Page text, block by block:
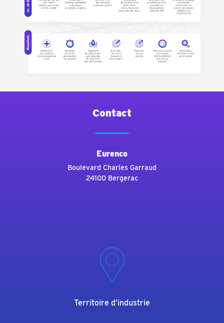
Contact
Eurenco
Boulevard Charles Garraud
24100 Bergerac
Territoire d’industrie